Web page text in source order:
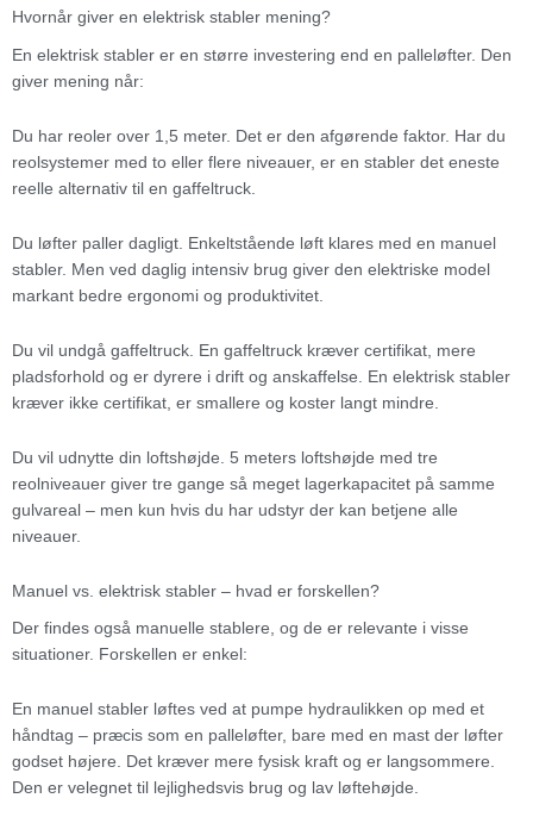
Hvornår giver en elektrisk stabler mening?
En elektrisk stabler er en større investering end en palleløfter. Den
giver mening når:
Du har reoler over 1,5 meter. Det er den afgørende faktor. Har du
reolsystemer med to eller flere niveauer, er en stabler det eneste
reelle alternativ til en gaffeltruck.
Du løfter paller dagligt. Enkeltstående løft klares med en manuel
stabler. Men ved daglig intensiv brug giver den elektriske model
markant bedre ergonomi og produktivitet.
Du vil undgå gaffeltruck. En gaffeltruck kræver certifikat, mere
pladsforhold og er dyrere i drift og anskaffelse. En elektrisk stabler
kræver ikke certifikat, er smallere og koster langt mindre.
Du vil udnytte din loftshøjde. 5 meters loftshøjde med tre
reolniveauer giver tre gange så meget lagerkapacitet på samme
gulvareal – men kun hvis du har udstyr der kan betjene alle
niveauer.
Manuel vs. elektrisk stabler – hvad er forskellen?
Der findes også manuelle stablere, og de er relevante i visse
situationer. Forskellen er enkel:
En manuel stabler løftes ved at pumpe hydraulikken op med et
håndtag – præcis som en palleløfter, bare med en mast der løfter
godset højere. Det kræver mere fysisk kraft og er langsommere.
Den er velegnet til lejlighedsvis brug og lav løftehøjde.